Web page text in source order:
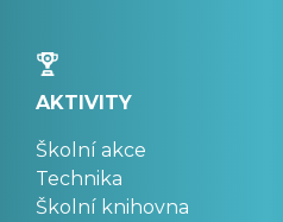
AKTIVITY
Školní akce
Technika
Školní knihovna